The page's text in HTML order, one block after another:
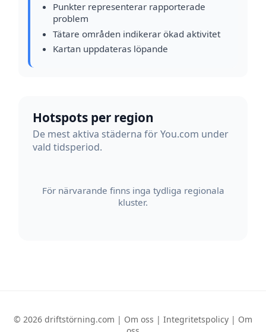
Punkter representerar rapporterade
problem
Tätare områden indikerar ökad aktivitet
Kartan uppdateras löpande
Hotspots per region
De mest aktiva städerna för You.com under
vald tidsperiod.
För närvarande finns inga tydliga regionala
kluster.
© 2026 driftstörning.com | Om oss | Integritetspolicy | Om